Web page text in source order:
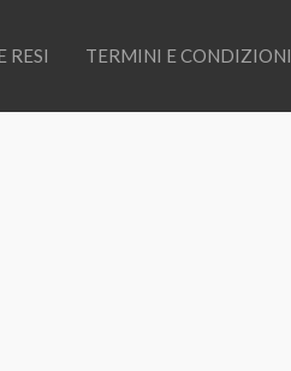
RESI TERMINI E CONDIZIONI